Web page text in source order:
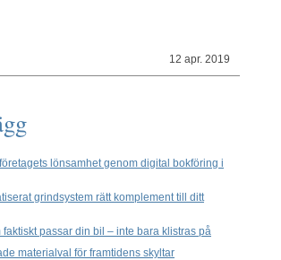
12 apr. 2019
lönsamhet genom digital bokföring i
grindsystem rätt komplement till ditt
faktiskt passar din bil – inte bara klistras på
materialval för framtidens skyltar